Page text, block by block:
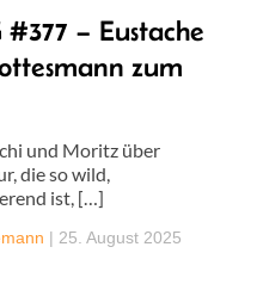
#377 – Eustache
zum
und Moritz über
die so wild,
ist, […]
| 25. August 2025